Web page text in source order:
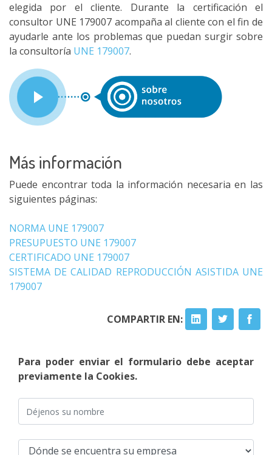
elegida por el cliente. Durante la certificación el
consultor UNE 179007 acompaña al cliente con el fin de
ayudarle ante los problemas que puedan surgir sobre
la consultoría UNE 179007.
Más información
Puede encontrar toda la información necesaria en las
siguientes páginas:
NORMA UNE 179007
PRESUPUESTO UNE 179007
CERTIFICADO UNE 179007
SISTEMA DE CALIDAD REPRODUCCIÓN ASISTIDA UNE
179007
COMPARTIR EN:
Para poder enviar el formulario debe aceptar
previamente la Cookies.